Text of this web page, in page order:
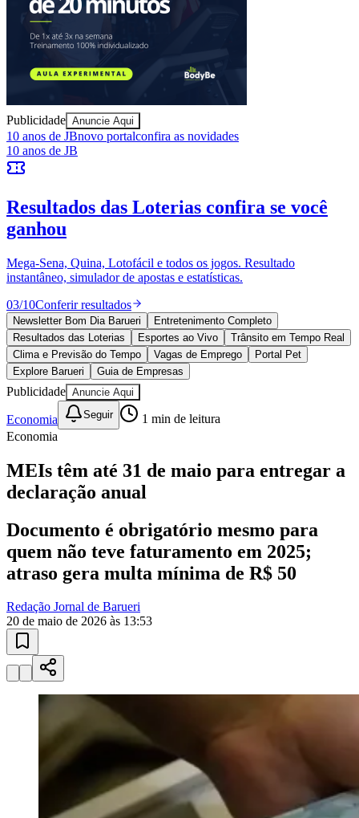
Vitória
Sport
Publicidade Anuncie Aqui
10 anos de JB novo portal
confira as novidades
10 anos de JB
Esportes ao Vivo placares e tabelas
atualizadas
Paulistão, Brasileirão, Champions League e mais. Placar em tempo
real, classificação e notícias esportivas.
04/10Acompanhar jogos
Newsletter Bom Dia Barueri
Clima e Previsão do Tempo
Explore Barueri
Guia de Empresas
Publicidade Anuncie Aqui
Economia 1min de leitura